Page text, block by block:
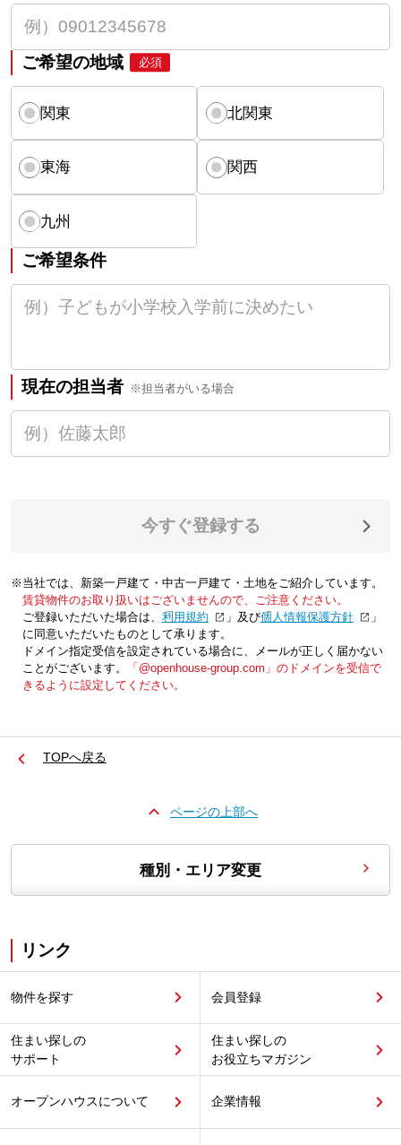
ご希望の地域 必須
関東 北関東
東海 関西
九州
ご希望条件
現在の担当者 ※担当者がいる場合
今すぐ登録する
※当社では、新築一戸建て・中古一戸建て・土地をご紹介しています。
賃貸物件のお取り扱いはございませんので、ご注意ください。
ご登録いただいた場合は、「利用規約 」及び「個人情報保護方針
」
に同意いただいたものとして承ります。
ドメイン指定受信を設定されている場合に、メールが正しく届かない
ことがございます。
「@openhouse-group.com」のドメインを受信で
きるように設定してください。
TOPへ戻る
ページの上部へ
種別・エリア変更
リンク
物件を探す 会員登録
住まい探しの
サポート
住まい探しの
お役立ちマガジン
オープンハウスについて 企業情報